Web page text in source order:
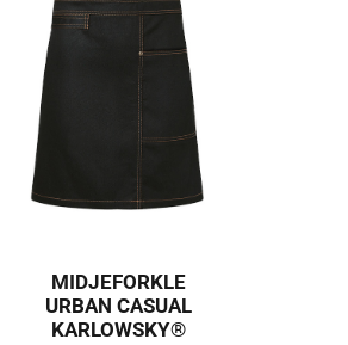
MIDJEFORKLE
URBAN CASUAL
KARLOWSKY®